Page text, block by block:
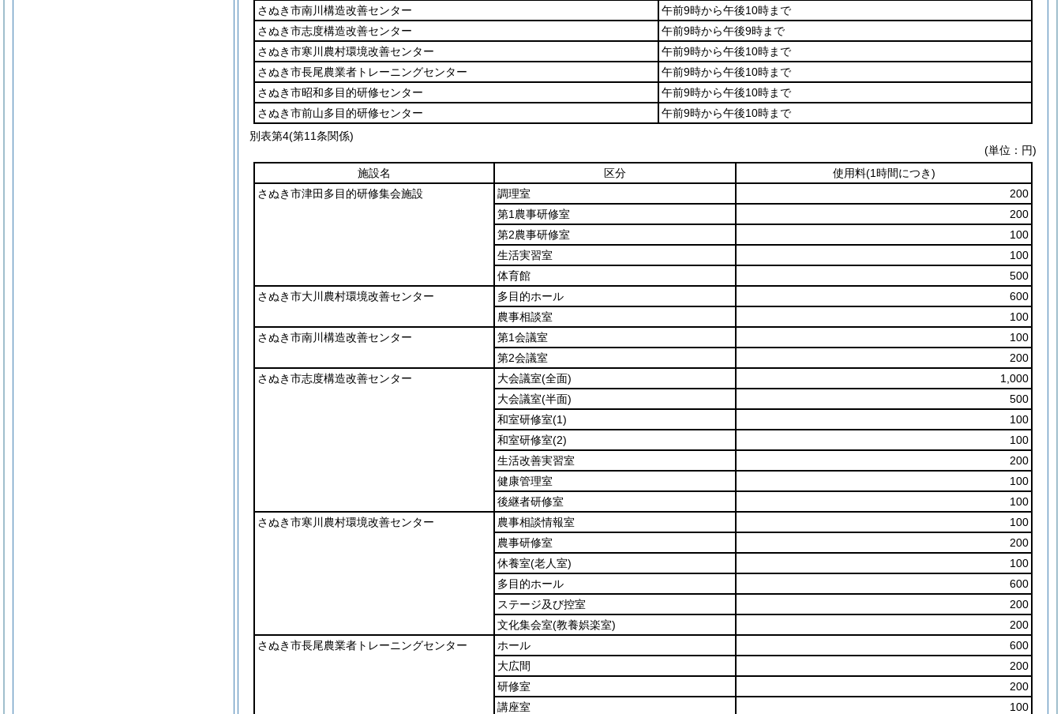
さぬき市南川構造改善センター
午前9時から午後10時まで
さぬき市志度構造改善センター
午前9時から午後9時まで
さぬき市寒川農村環境改善センター
午前9時から午後10時まで
さぬき市長尾農業者トレーニングセンター
午前9時から午後10時まで
さぬき市昭和多目的研修センター
午前9時から午後10時まで
さぬき市前山多目的研修センター
午前9時から午後10時まで
別表第4(第11条関係)
(単位：円)
施設名
区分 使用料(1時間につき)
さぬき市津田多目的研修集会施設
調理室
200
第1農事研修室
200
第2農事研修室
100
生活実習室
100
体育館
500
さぬき市大川農村環境改善センター
多目的ホール
600
農事相談室
100
さぬき市南川構造改善センター
第1会議室
100
第2会議室
200
さぬき市志度構造改善センター
大会議室(全面)
1,000
大会議室(半面)
500
和室研修室(1)
100
和室研修室(2)
100
生活改善実習室
200
健康管理室
100
後継者研修室
100
さぬき市寒川農村環境改善センター
農事相談情報室
100
農事研修室
200
休養室(老人室)
100
多目的ホール
600
ステージ及び控室
200
文化集会室(教養娯楽室)
200
さぬき市長尾農業者トレーニングセンター
ホール
600
大広間
200
研修室
200
講座室
100